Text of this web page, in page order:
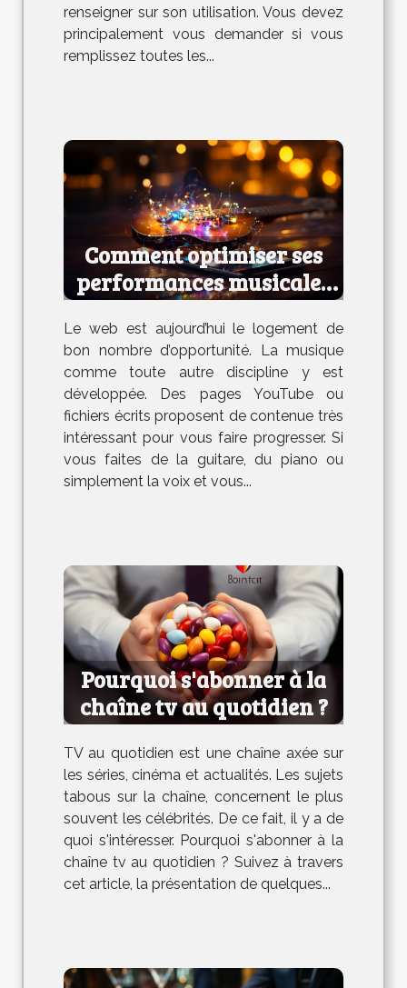
renseigner sur son utilisation. Vous devez
principalement vous demander si vous
remplissez toutes les...
Comment optimiser ses
performances musicales
en ligne ?
Le web est aujourd’hui le logement de
bon nombre d’opportunité. La musique
comme toute autre discipline y est
développée. Des pages YouTube ou
fichiers écrits proposent de contenue très
intéressant pour vous faire progresser. Si
vous faites de la guitare, du piano ou
simplement la voix et vous...
Pourquoi s'abonner à la
chaîne tv au quotidien ?
TV au quotidien est une chaîne axée sur
les séries, cinéma et actualités. Les sujets
tabous sur la chaîne, concernent le plus
souvent les célébrités. De ce fait, il y a de
quoi s'intéresser. Pourquoi s'abonner à la
chaîne tv au quotidien ? Suivez à travers
cet article, la présentation de quelques...